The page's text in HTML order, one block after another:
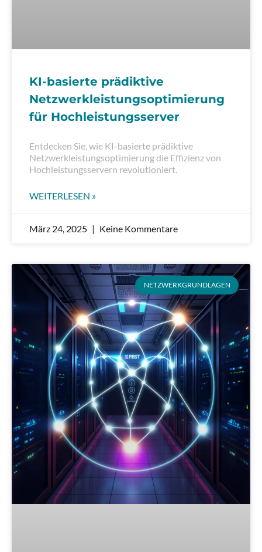
KI-basierte prädiktive
Netzwerkleistungsoptimierung
für Hochleistungsserver
Entdecken Sie, wie KI-basierte prädiktive
Netzwerkleistungsoptimierung die Effizienz von
Hochleistungsservern revolutioniert.
WEITERLESEN »
März 24, 2025 Keine Kommentare
NETZWERKGRUNDLAGEN